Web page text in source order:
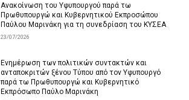
Ανακοίνωση του Υφυπουργού παρά τω
Πρωθυπουργώ και Κυβερνητικού Εκπροσώπου
Παύλου Μαρινάκη για τη συνεδρίαση του ΚΥΣΕΑ
23/07/2026
Ενημέρωση των πολιτικών συντακτών και
ανταποκριτών ξένου Τύπου από τον Υφυπουργό
παρά τω Πρωθυπουργώ και Κυβερνητικό
Εκπρόσωπο Παύλο Μαρινάκη